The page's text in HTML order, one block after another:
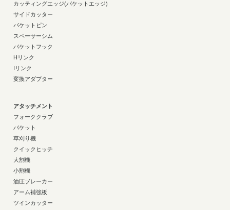
カッティングエッジ(バケットエッジ)
サイドカッター
バケットピン
スペーサーシム
バケットフック
Hリンク
Iリンク
変換アダプター
アタッチメント
フォーククラブ
バケット
草刈り機
クイックヒッチ
大割機
小割機
油圧ブレーカー
アーム補強板
ツインカッター